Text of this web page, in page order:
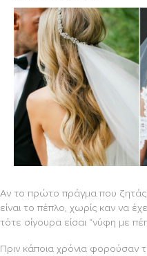
Αν το πρώτο πράγμα που ζητάς
είναι το πέπλο, χωρίς καν να
τότε σίγουρα είσαι “νύφη με
Πριν κάποια χρόνια φορούσαν